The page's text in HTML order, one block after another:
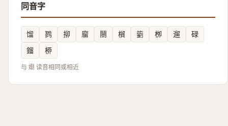
同音字
馏 鹨 㧕 廇 䰘 橮 䉧 栁 遛
碌
鎦
桺
与 嬼 读音相同或相近